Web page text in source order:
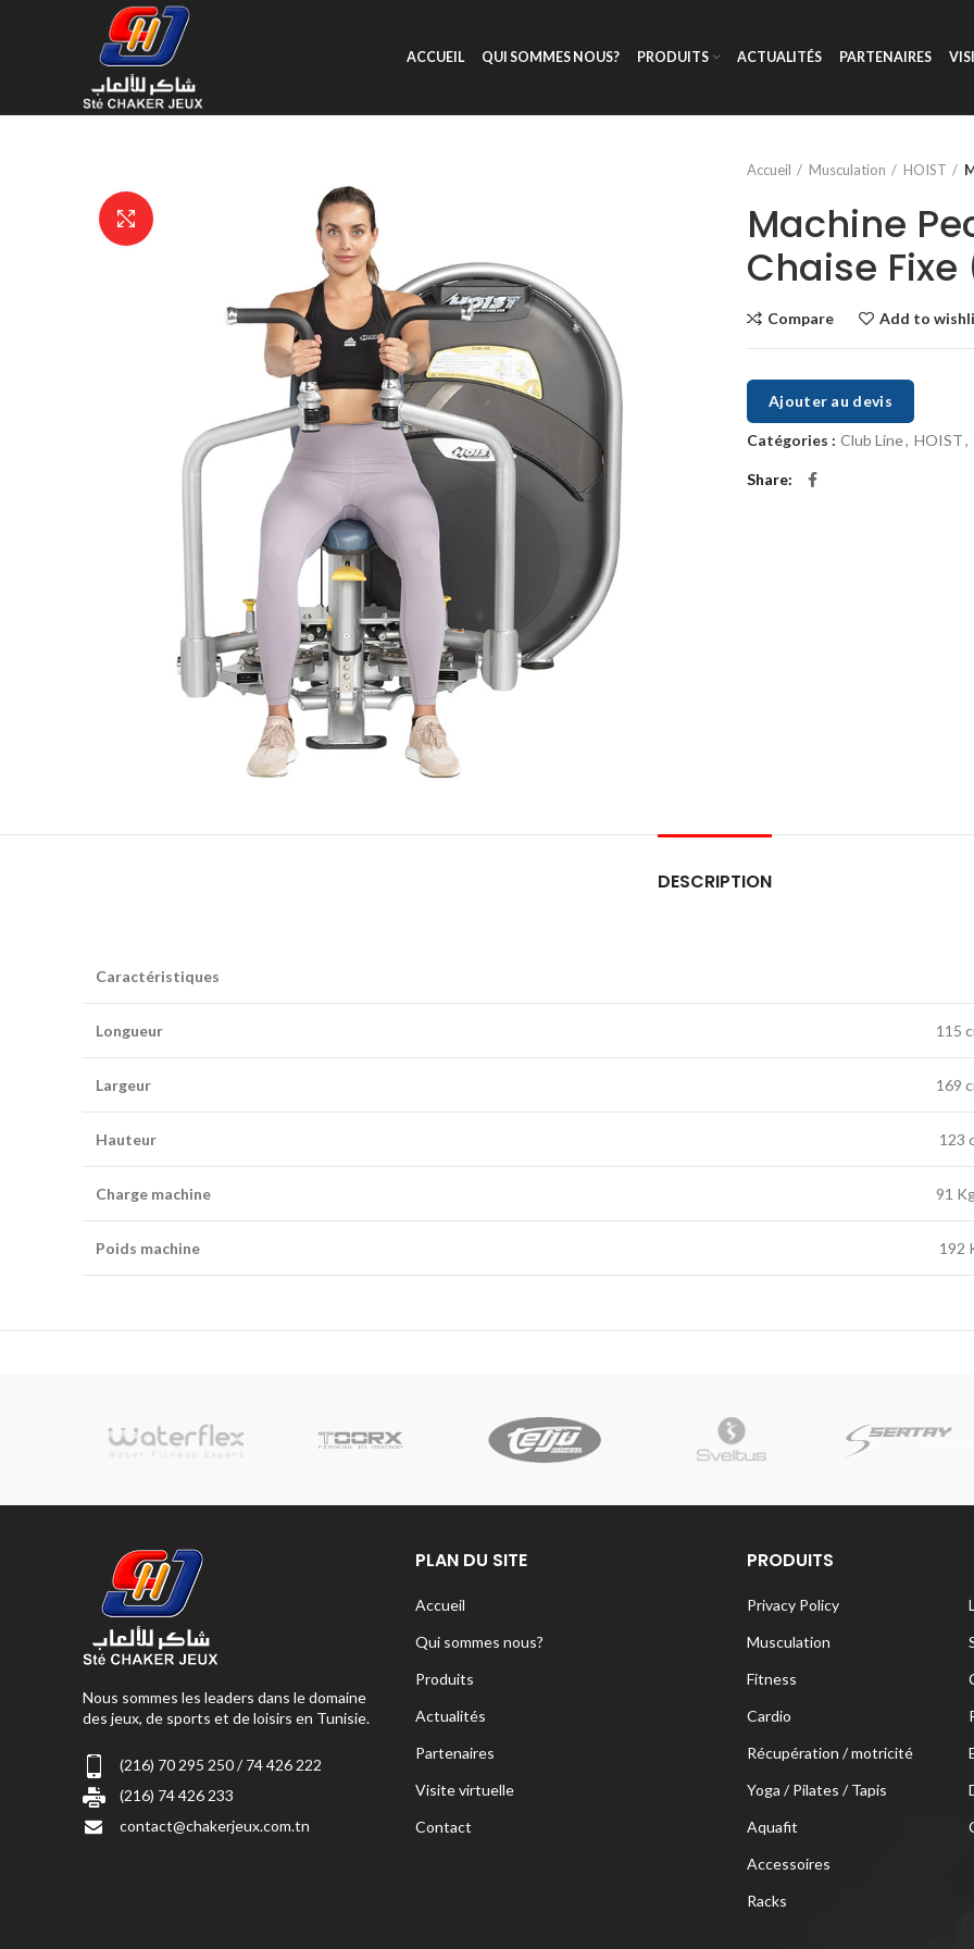
ACCUEIL QUI SOMMES NOUS? PRODUITS ACTUALITÉS PARTENAIRES
Accueil Musculation HOIST
Machine
Chaise
Compare Add to
Ajouter au devis
Catégories : Club Line, HOIST,
Share
DESCRIPTION
Caractéristiques
Longueur 115
Largeur 169
Hauteur 123
Charge machine 91
Poids machine 192
Nous sommes les leaders dans le domaine
des jeux, de sports et de loisirs en Tunisie.
(216) 70 295 250 / 74 426 222
(216) 74 426 233
contact@chakerjeux.com.tn
PLAN DU SITE
Accueil
Qui sommes nous?
Produits
Actualités
Partenaires
Visite virtuelle
Contact
PRODUITS
Privacy Policy
Musculation
Fitness
Cardio
Récupération / motricité
Yoga / Pilates / Tapis
Aquafit
Accessoires
Racks